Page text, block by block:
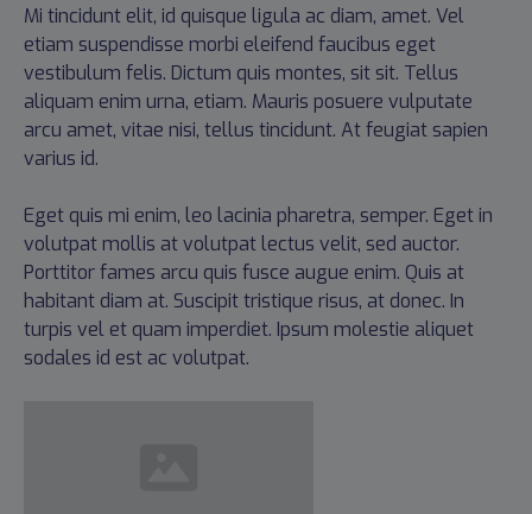
Mi tincidunt elit, id quisque ligula ac diam, amet. Vel
etiam suspendisse morbi eleifend faucibus eget
vestibulum felis. Dictum quis montes, sit sit. Tellus
aliquam enim urna, etiam. Mauris posuere vulputate
arcu amet, vitae nisi, tellus tincidunt. At feugiat sapien
varius id.
Eget quis mi enim, leo lacinia pharetra, semper. Eget in
volutpat mollis at volutpat lectus velit, sed auctor.
Porttitor fames arcu quis fusce augue enim. Quis at
habitant diam at. Suscipit tristique risus, at donec. In
turpis vel et quam imperdiet. Ipsum molestie aliquet
sodales id est ac volutpat.